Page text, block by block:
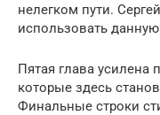
нелегком пути.
использовать
Пятая глава усилена
которые здесь
Финальные строки